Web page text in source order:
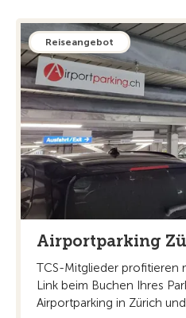
Reiseangebot
Airportparking
TCS-Mitglieder profitieren
Link beim Buchen Ihres
Airportparking in Zürich